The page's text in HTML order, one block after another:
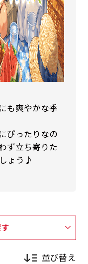
も爽やかな季
ぴったりなの
ず立ち寄りた
ょう♪
並び替え